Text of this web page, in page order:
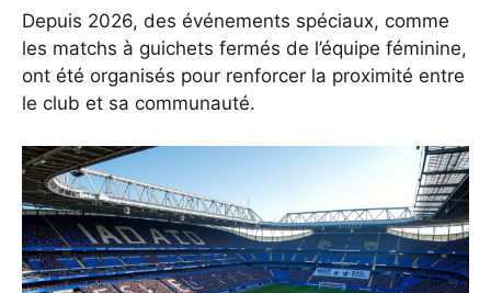
Depuis 2026, des événements spéciaux, comme
les matchs à guichets fermés de l’équipe féminine,
ont été organisés pour renforcer la proximité entre
le club et sa communauté.